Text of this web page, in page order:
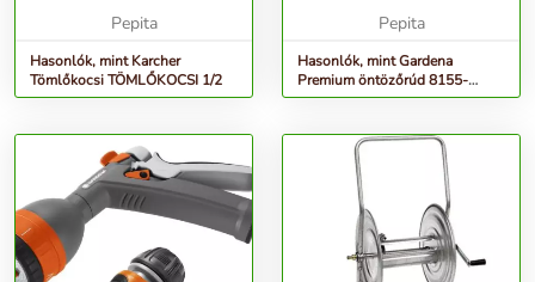
Pepita
Hasonlók, mint Karcher
Tömlőkocsi TÖMLŐKOCSI 1/2
Pepita
Hasonlók, mint Gardena
Premium öntözőrúd 8155-
utódja